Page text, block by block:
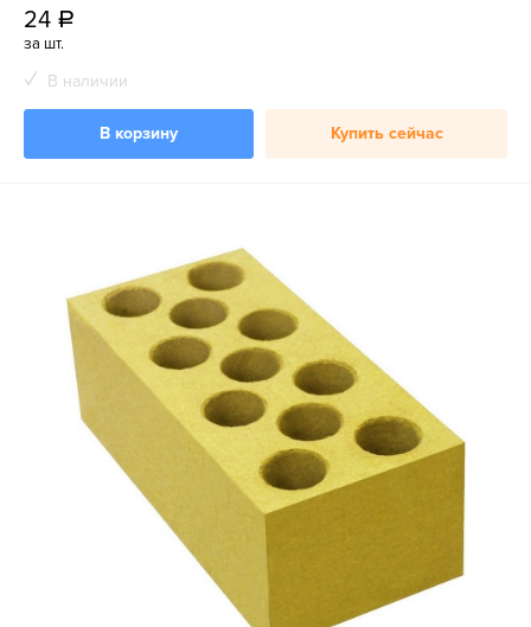
24 a
за шт.
В наличии
В корзину Купить сейчас